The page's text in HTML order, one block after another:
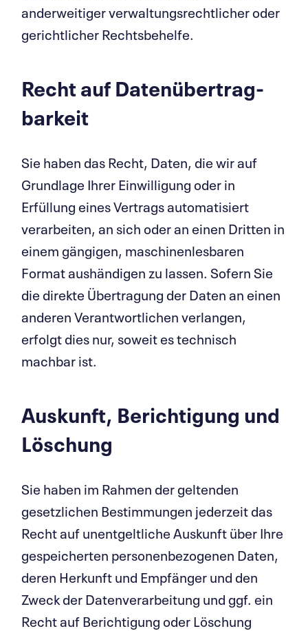
anderweitiger verwaltungsrechtlicher oder
gerichtlicher Rechtsbehelfe.
Recht auf Daten­übertrag­
barkeit
Sie haben das Recht, Daten, die wir auf
Grundlage Ihrer Einwilligung oder in
Erfüllung eines Vertrags automatisiert
verarbeiten, an sich oder an einen Dritten in
einem gängigen, maschinenlesbaren
Format aushändigen zu lassen. Sofern Sie
die direkte Übertragung der Daten an einen
anderen Verantwortlichen verlangen,
erfolgt dies nur, soweit es technisch
machbar ist.
Auskunft, Berich­tigung und
Löschung
Sie haben im Rahmen der geltenden
gesetzlichen Bestimmungen jederzeit das
Recht auf unentgeltliche Auskunft über Ihre
gespeicherten personenbezogenen Daten,
deren Herkunft und Empfänger und den
Zweck der Datenverarbeitung und ggf. ein
Recht auf Berichtigung oder Löschung